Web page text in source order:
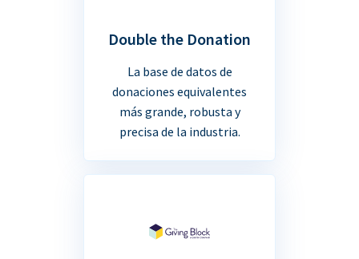
Double the Donation
La base de datos de
donaciones equivalentes
más grande, robusta y
precisa de la industria.